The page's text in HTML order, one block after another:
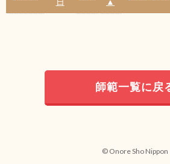
師範一覧に戻
© Onore Sho Nippon